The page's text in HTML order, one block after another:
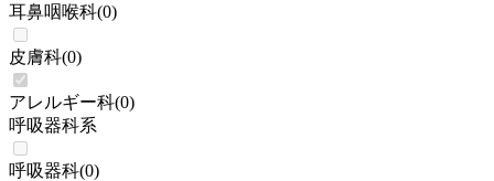
耳鼻咽喉科(0)
皮膚科(0)
アレルギー科(0)
呼吸器科系
呼吸器科(0)